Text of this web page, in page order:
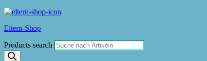
Eltern-Shop
Products search